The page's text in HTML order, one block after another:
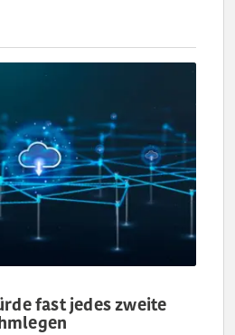
fast jedes zweite